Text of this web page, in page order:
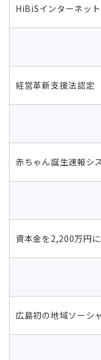
HiBiSインターネッ
経営革新支援法認定
赤ちゃん誕生速報シ
資本金を2,200万円
広島初の地域ソーシ